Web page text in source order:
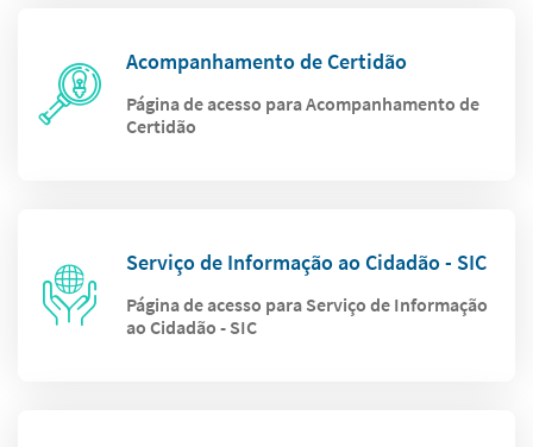
Acompanhamento de Certidão
Página de acesso para Acompanhamento de
Certidão
Serviço de Informação ao Cidadão - SIC
Página de acesso para Serviço de Informação
ao Cidadão - SIC